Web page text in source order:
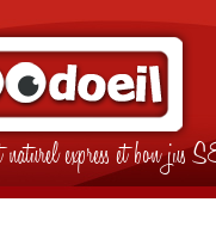
naturel express et bon jus